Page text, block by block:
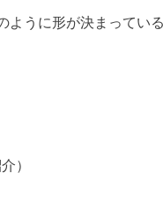
ように形が決まってい
）